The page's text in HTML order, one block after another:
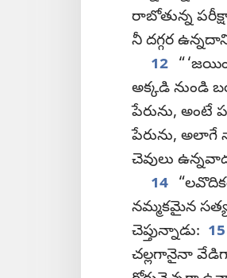
రాబోతున్న
నీ దగ్గర
12 “
అక్కడి నుండి
పేరును, అంటే
పేరును, అలాగే
చెవులు
14
నమ్మకమైన
చెప్తున్నాడు: 15
చల్లగానైనా